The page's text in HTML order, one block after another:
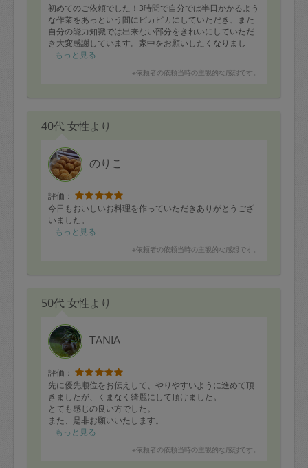
初めてのご依頼でした！3時間で自分では半日かかるよう
な作業をあっという間にピカピカにしていただき、また
自分の能力知識では出来ない部分をきれいにしていただ
き大変感謝しています。家中をお願いしたくなりまし
た。また是非よろしくお願いします。
もっと見る
※依頼者の依頼当時の主観的な感想です。
40代 女性より
のりこ
評価：
今日もおいしいお料理を作っていただきありがとうござ
いました。
もっと見る
※依頼者の依頼当時の主観的な感想です。
50代 女性より
TANIA
評価：
先に優先順位をお伝えして、やりやすいように進めて頂
きましたが、くまなく綺麗にして頂けました。
とても感じの良い方でした。
また、是非お願いいたします。
もっと見る
※依頼者の依頼当時の主観的な感想です。